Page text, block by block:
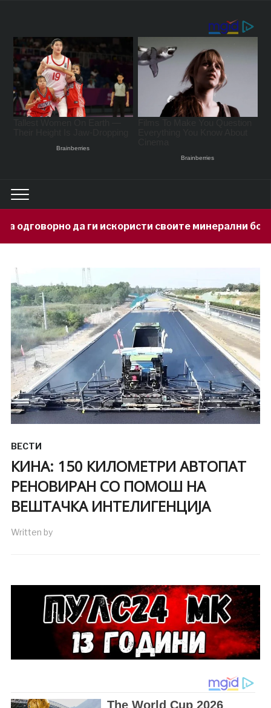
своите минерални богатства 1 day
ВЕСТИ
КИНА: 150 КИЛОМЕТРИ АВТОПАТ
РЕНОВИРАН СО ПОМОШ НА
ВЕШТАЧКА ИНТЕЛИГЕНЦИЈА
Written by